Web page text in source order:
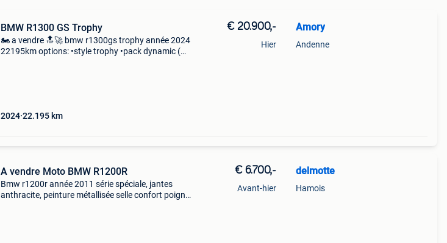
BMW R1300 GS Trophy
🏍️ a vendre 🔝🚀 bmw r1300gs trophy année 2024
22195km options: •style trophy •pack dynamic (
2024 22.195 km
€ 20.900,-
Hier
Amory
Andenne
A vendre Moto BMW R1200R
Bmw r1200r année 2011 série spéciale, jantes
anthracite, peinture métallisée selle confort poignée
€ 6.700,-
Avant-hier
delmotte
Hamois